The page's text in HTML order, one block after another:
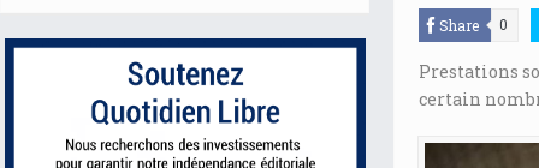
Share 0
Prestations
certain